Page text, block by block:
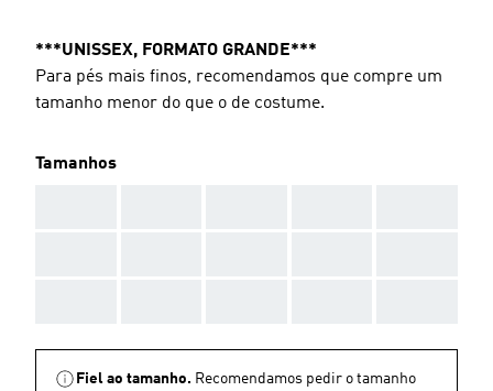
***UNISSEX, FORMATO GRANDE***
Para pés mais finos, recomendamos que compre um
tamanho menor do que o de costume.
Tamanhos
Fiel ao tamanho. Recomendamos pedir o tamanho